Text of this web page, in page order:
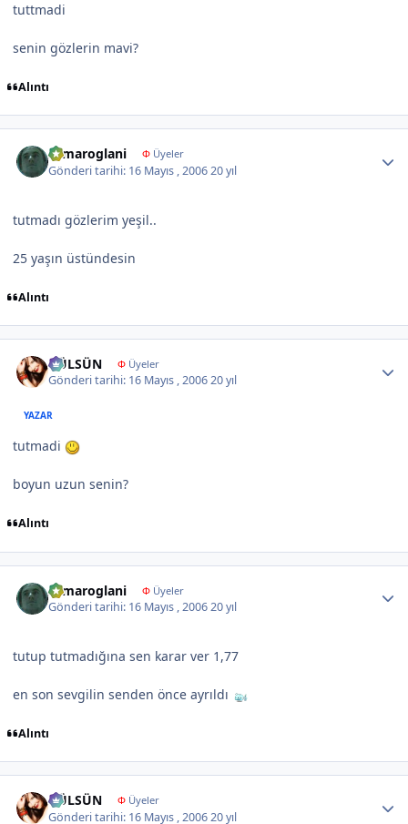
tuttmadi
senin gözlerin mavi?
Alıntı
samaroglani ΦÜyeler
Gönderi tarihi: 16 Mayıs , 200620 yıl
tutmadı gözlerim yeşil..
25 yaşın üstündesin
Alıntı
GÜLSÜN ΦÜyeler
Gönderi tarihi: 16 Mayıs , 200620 yıl
YAZAR
tutmadi
boyun uzun senin?
Alıntı
samaroglani ΦÜyeler
Gönderi tarihi: 16 Mayıs , 200620 yıl
tutup tutmadığına sen karar ver 1,77
en son sevgilin senden önce ayrıldı
Alıntı
GÜLSÜN ΦÜyeler
Gönderi tarihi: 16 Mayıs , 200620 yıl